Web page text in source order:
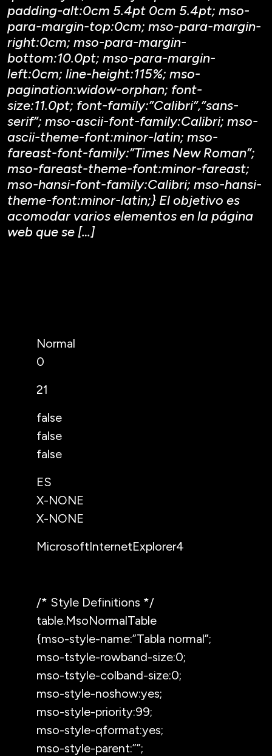
padding-alt:0cm 5.4pt 0cm 5.4pt; mso-
para-margin-top:0cm; mso-para-margin-
right:0cm; mso-para-margin-
bottom:10.0pt; mso-para-margin-
left:0cm; line-height:115%; mso-
pagination:widow-orphan; font-
size:11.0pt; font-family:”Calibri”,”sans-
serif”; mso-ascii-font-family:Calibri; mso-
ascii-theme-font:minor-latin; mso-
fareast-font-family:”Times New Roman”;
mso-fareast-theme-font:minor-fareast;
mso-hansi-font-family:Calibri; mso-hansi-
theme-font:minor-latin;} El objetivo es
acomodar varios elementos en la página
web que se […]
Normal
0
21
false
false
false
ES
X-NONE
X-NONE
MicrosoftInternetExplorer4
/* Style Definitions */
table.MsoNormalTable
{mso-style-name:”Tabla normal”;
mso-tstyle-rowband-size:0;
mso-tstyle-colband-size:0;
mso-style-noshow:yes;
mso-style-priority:99;
mso-style-qformat:yes;
mso-style-parent:””;